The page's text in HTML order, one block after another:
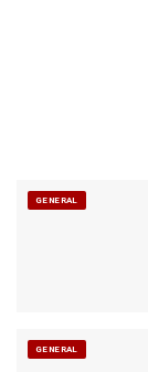
GENERAL
GENERAL